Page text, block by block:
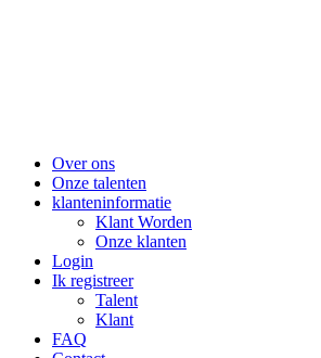
Over ons
Onze talenten
klanteninformatie
Klant Worden
Onze klanten
Login
Ik registreer
Talent
Klant
FAQ